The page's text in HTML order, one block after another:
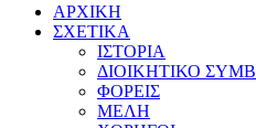
ΑΡΧΙΚΗ
ΣΧΕΤΙΚΑ
ΙΣΤΟΡΙΑ
ΔΙΟΙΚΗΤΙΚΟ
ΦΟΡΕΙΣ
ΜΕΛΗ